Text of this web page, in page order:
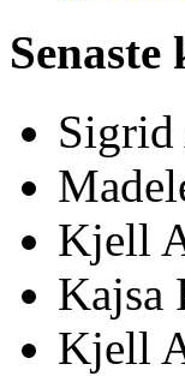
Sigrid
Kjell
Kajsa
Kjell